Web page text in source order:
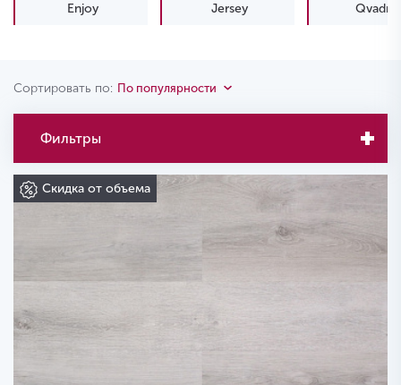
Enjoy Jersey Qvadro
Сортировать по: По популярности
Фильтры
Скидка от объема